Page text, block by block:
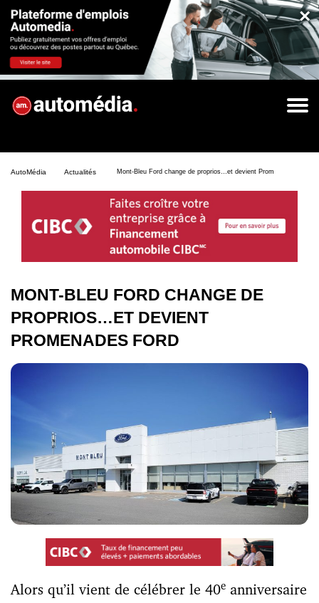
×
AutoMédia Actualités Mont-Bleu Ford change de proprios…et devient Promenades Ford
MONT-BLEU FORD CHANGE DE
PROPRIOS…ET DEVIENT
PROMENADES FORD
Alors qu’il vient de célébrer le 40e anniversaire